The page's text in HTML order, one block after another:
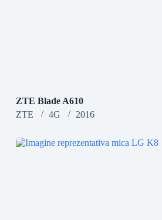
ZTE Blade A610
ZTE
4G 2016